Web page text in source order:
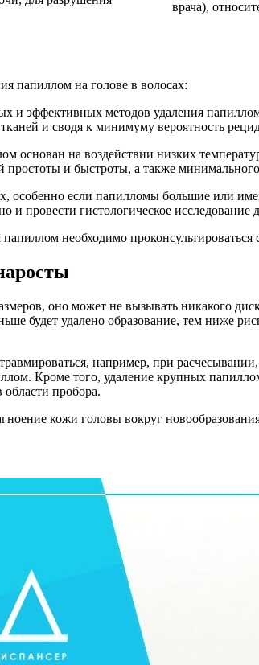
врача),
папиллом на голове в волосах:
и эффективных методов удаления
и сводя к минимуму вероятность
основан на воздействии низких
простоты и быстроты, а также
особенно если папилломы большие или
и провести гистологическое
необходимо проконсультироваться
оно может не вызывать никакого
будет удалено образование, тем ниже
например, при
Кроме того, удаление крупных
пробора.
кожи головы вокруг